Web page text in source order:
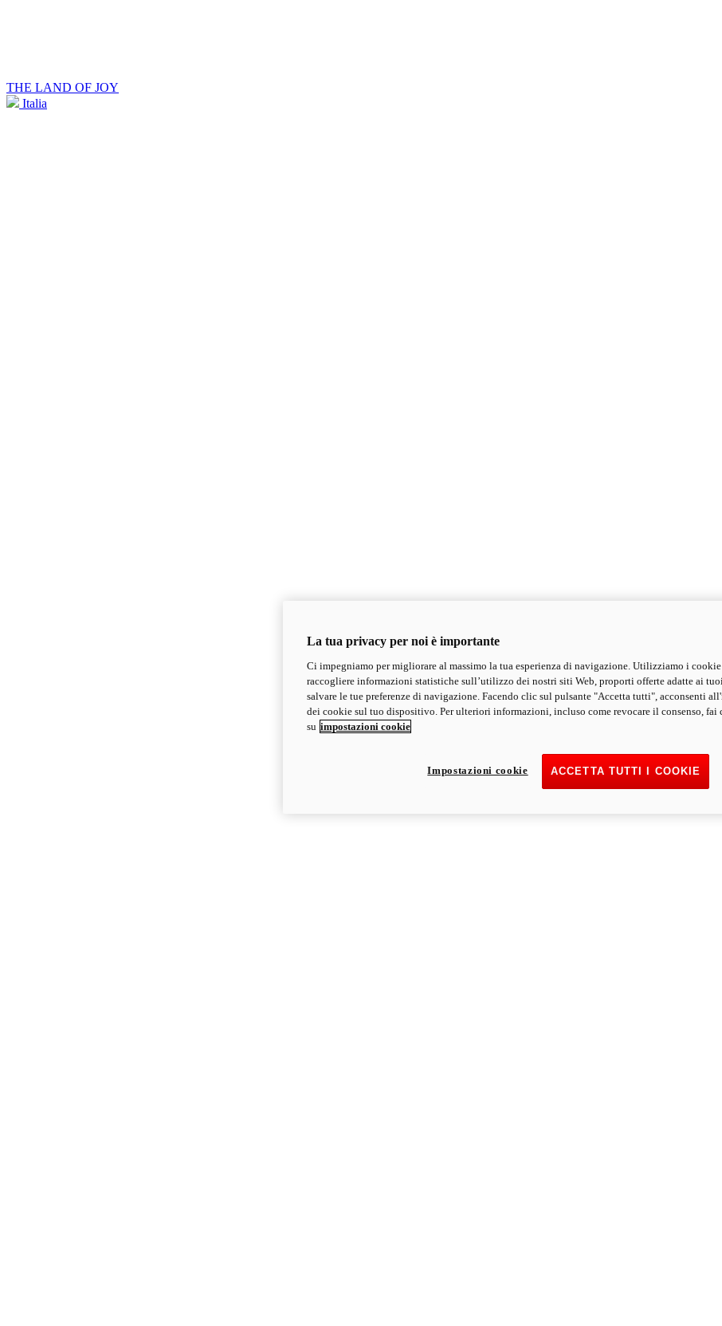
THE LAND OF JOY
Italia
La tua privacy per noi è importante
Ci impegniamo per migliorare al massimo la tua esperienza di navigazione. Utilizziamo i
raccogliere informazioni statistiche sull’utilizzo dei nostri siti Web, proporti offerte adatte ai
salvare le tue preferenze di navigazione. Facendo clic sul pulsante "Accetta tutti", acconsenti
dei cookie sul tuo dispositivo. Per ulteriori informazioni, incluso come revocare il consenso, fai
su impostazioni cookie
ACCETTA TUTTI I COOKIE
Impostazioni cookie